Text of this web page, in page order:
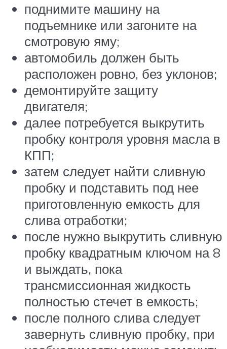
поднимите машину на
подъемнике или загоните на
смотровую яму;
автомобиль должен быть
расположен ровно, без уклонов;
демонтируйте защиту
двигателя;
далее потребуется выкрутить
пробку контроля уровня масла в
КПП;
затем следует найти сливную
пробку и подставить под нее
приготовленную емкость для
слива отработки;
после нужно выкрутить сливную
пробку квадратным ключом на 8
и выждать, пока
трансмиссионная жидкость
полностью стечет в емкость;
после полного слива следует
завернуть сливную пробку, при